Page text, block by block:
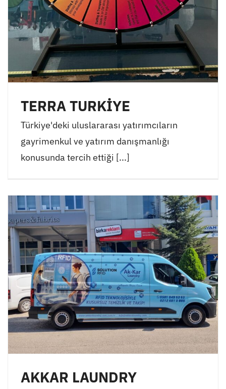
TERRA TURKİYE
Türkiye'deki uluslararası yatırımcıların
gayrimenkul ve yatırım danışmanlığı
konusunda tercih ettiği [...]
AKKAR LAUNDRY